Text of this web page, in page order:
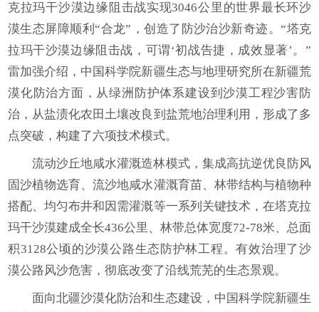
克拉玛干沙漠边缘阻击战实现3046公里的世界最长环沙
漠生态屏障顺利“合龙”，创造了防沙治沙新奇迹。“塔克
拉玛干沙漠边缘阻击战，可谓‘初战告捷，成效显著’。”
雷加强介绍，中国科学院新疆生态与地理研究所在新疆荒
漠化防治方面，从绿洲防护体系建设到沙漠工程沙害防
治，从盐渍化农田土壤改良到盐荒地治理利用，形成了多
点突破，构建了六项技术模式。
流动沙丘地咸水灌溉造林模式，集成高抗逆优良防风
固沙植物选育、流沙地咸水灌溉育苗、林带结构与植物种
搭配、均匀布井和因需灌溉等一系列关键技术，在塔克拉
玛干沙漠建成全长436公里、林带总体宽度72-78米、总面
积3128公顷的沙漠公路生态防护林工程。有效治理了沙
漠公路风沙危害，彻底改变了沿线荒芜的生态景观。
面向北疆沙漠化防治和生态建设，中国科学院新疆生